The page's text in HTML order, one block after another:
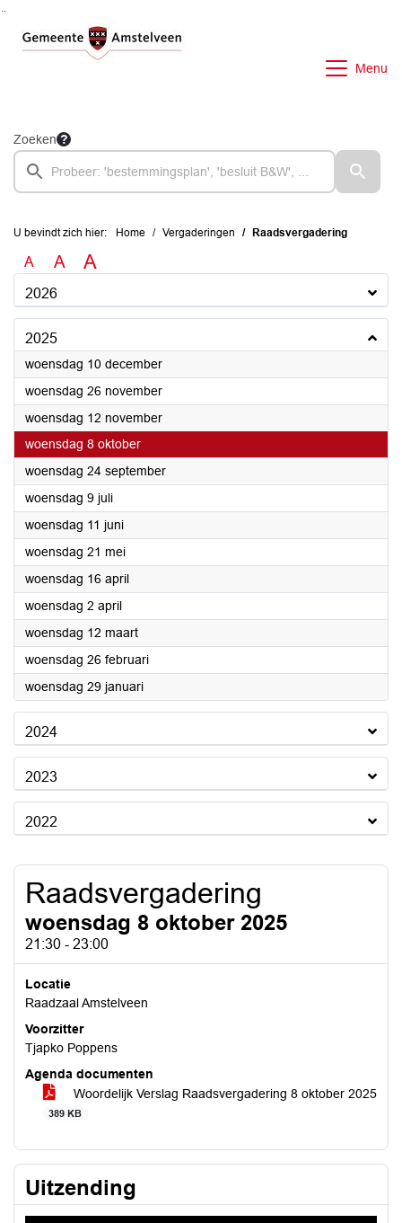
Menu
Zoeken
U bevindt zich hier: Home Vergaderingen Raadsvergadering
A A A
2026
2025
woensdag 10 december2025
woensdag 26 november2025
woensdag 12 november2025
woensdag 8 oktober2025
woensdag 24 september2025
woensdag 9 juli2025
woensdag 11 juni2025
woensdag 21 mei2025
woensdag 16 april2025
woensdag 2 april2025
woensdag 12 maart2025
woensdag 26 februari2025
woensdag 29 januari2025
2024
2023
2022
Raadsvergadering
woensdag 8 oktober 2025
21:30 - 23:00
Locatie
Raadzaal Amstelveen
Voorzitter
Tjapko Poppens
Agenda documenten
Woordelijk Verslag Raadsvergadering 8 oktober 2025
389 KB
Uitzending